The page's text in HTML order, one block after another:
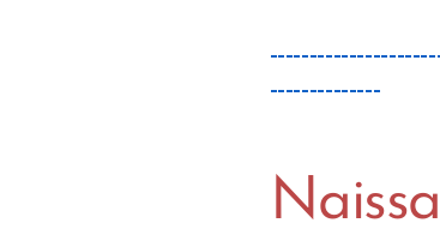
--------------